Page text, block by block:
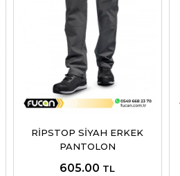
RİPSTOP SİYAH ERKEK
PANTOLON
605.00 TL